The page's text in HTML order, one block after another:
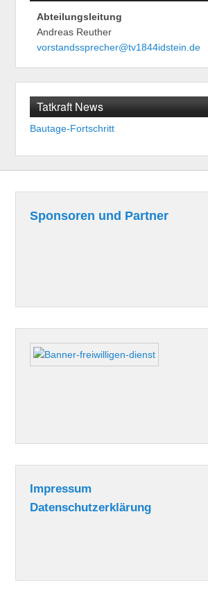
Abteilungsleitung
Andreas Reuther
vorstandssprecher@tv1844idstein.de
Tatkraft News
Bautage-Fortschritt
Sponsoren und Partner
Impressum
Datenschutzerklärung